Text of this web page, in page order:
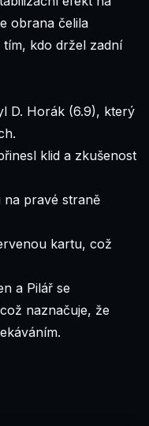
obrana čelila
kdo držel zadní
D. Horák (6.9), který
klid a zkušenost
na pravé straně
kartu, což
a Pilář se
naznačuje, že